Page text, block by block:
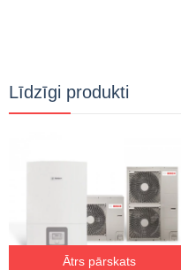
Līdzīgi produkti
Ātrs pārskats